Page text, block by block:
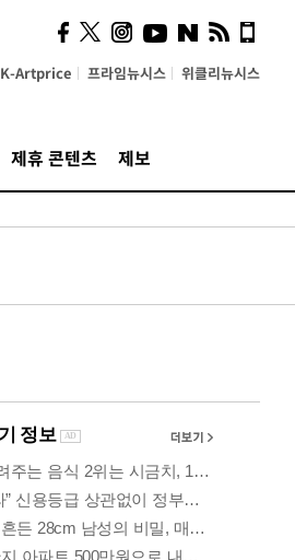
K-Artprice 프라임뉴시스 위클리뉴시스
제휴 콘텐츠 제보
시, 스마트폰 액세서리에
NFC 더했다